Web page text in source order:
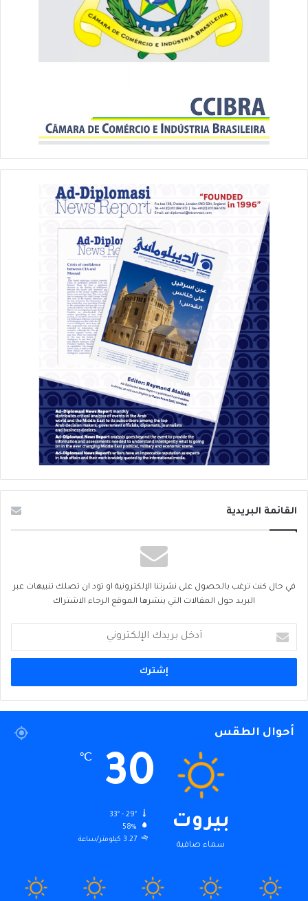
القائمة البريدية
في حال كنت ترغب بالحصول على نشرتنا الإلكترونية او تود ان تصلك تنبيهات عبر
البريد حول المقالات التي ينشرها الموقع الرجاء الاشتراك
بريدك
الإلكتروني
أحوال الطقس
بيروت
سماء صافية
30
℃
58%
3.27 كيلومتر/ساعة